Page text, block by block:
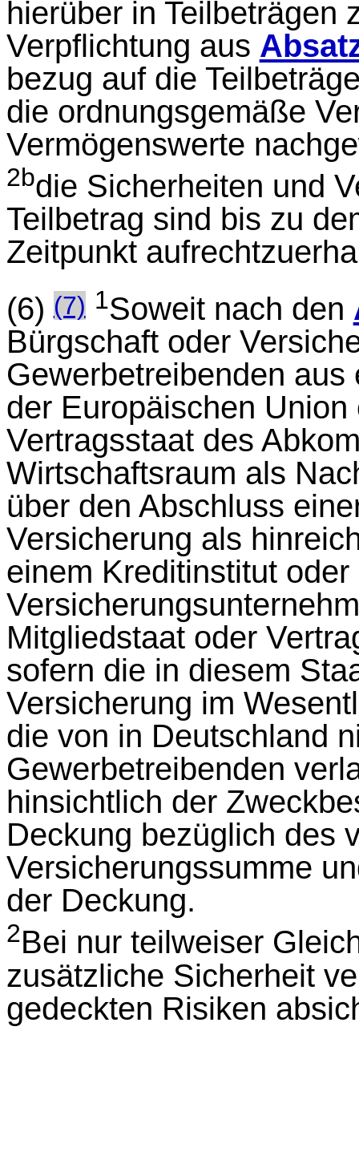
hierüber in Teilbeträgen
Verpflichtung aus
bezug auf die
die ordnungsgemäße
Vermögenswerte
2bdie Sicherheiten und
Teilbetrag sind bis zu
Zeitpunkt
(6)(7) 1Soweit nach den
Bürgschaft oder
Gewerbetreibenden
der Europäischen
Vertragsstaat des
Wirtschaftsraum als
über den Abschluss
Versicherung als
einem Kreditinstitut oder
Mitgliedstaat oder
sofern die in diesem
Versicherung im
die von in Deutschland
Gewerbetreibenden
hinsichtlich der
Deckung bezüglich des
Versicherungssumme
der Deckung.
2Bei nur teilweiser
zusätzliche Sicherheit
gedeckten Risiken